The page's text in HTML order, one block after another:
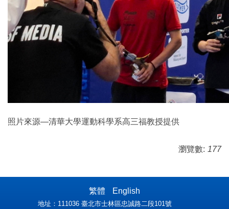
照片來源—清華大學運動科學系高三福教授提供
瀏覽數: 177
繁體 English
地址：111036 臺北市士林區忠誠路二段101號